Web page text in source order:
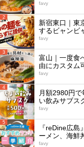
favy
2
新宿東口｜東
するビャンビ
favy
3
富山｜一度食
由にカスタム
favy
4
月額2980円
い飲みサブス
favy
5
『reDine広
ーメン、海鮮
favy